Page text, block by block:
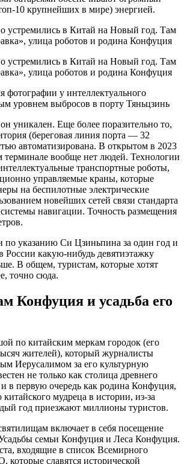
10 крупнейших в мире) энергией.
фотографии у интеллектуального
уровнем выбросов в порту Тяньцзинь
уникален. Еще более поразительно то,
(береговая линия порта — 32
автоматизирована. В открытом в 2023
терминале вообще нет людей. Технологии
транспортные роботы,
управляемые краны, которые
на беспилотные электрические
новейших сетей связи стандарта
навигации. Точность размещения
по указанию Си Цзиньпина за один год и
России какую-нибудь девятиэтажку
В общем, туристам, которые хотят
точно сюда.
Конфуция и усадьба его
по китайским меркам городок (его
жителей), который журналисты
Иерусалимом за его культурную
не только как столица древнего
и в первую очередь как родина Конфуция,
мудреца в истории, из-за
год приезжают миллионы туристов.
включает в себя посещение
семьи Конфуция и Леса Конфуция.
входящие в список Всемирного
славятся исторической